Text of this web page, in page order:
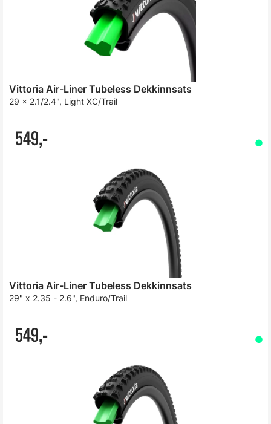
Vittoria Air-Liner Tubeless Dekkinnsats
29 x 2.1/2.4", Light XC/Trail
549,-
Vittoria Air-Liner Tubeless Dekkinnsats
29" x 2.35 - 2.6", Enduro/Trail
549,-